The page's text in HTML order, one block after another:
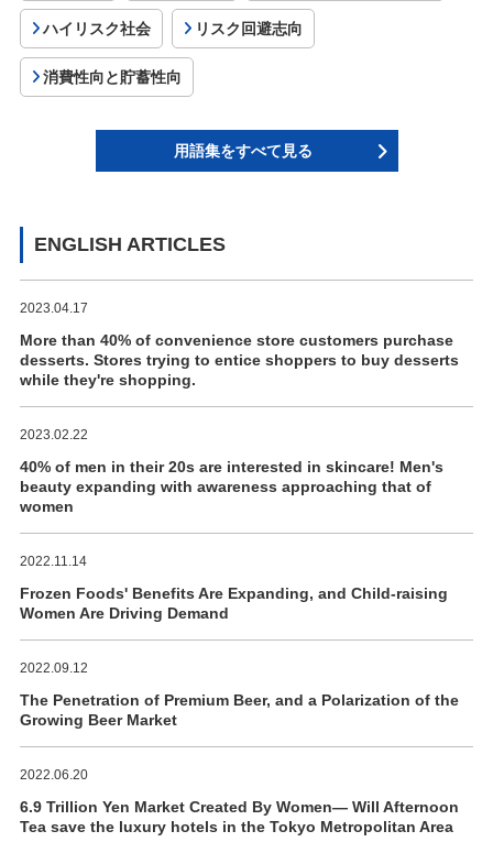
ハイリスク社会 リスク回避志向
消費性向と貯蓄性向
用語集をすべて見る
ENGLISH ARTICLES
2023.04.17
More than 40% of convenience store customers purchase
desserts. Stores trying to entice shoppers to buy desserts
while they're shopping.
2023.02.22
40% of men in their 20s are interested in skincare! Men's
beauty expanding with awareness approaching that of
women
2022.11.14
Frozen Foods' Benefits Are Expanding, and Child-raising
Women Are Driving Demand
2022.09.12
The Penetration of Premium Beer, and a Polarization of the
Growing Beer Market
2022.06.20
6.9 Trillion Yen Market Created By Women― Will Afternoon
Tea save the luxury hotels in the Tokyo Metropolitan Area